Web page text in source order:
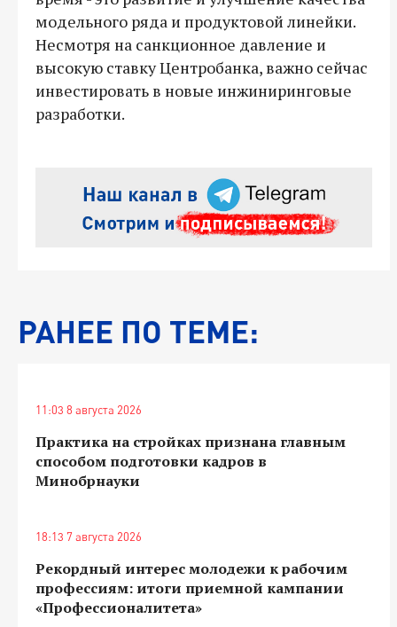
модельного ряда и продуктовой линейки.
Несмотря на санкционное давление и
высокую ставку Центробанка, важно сейчас
инвестировать в новые инжиниринговые
разработки.
РАНЕЕ ПО ТЕМЕ:
11:03 8 августа 2026
Практика на стройках признана главным
способом подготовки кадров в
Минобрнауки
18:13 7 августа 2026
Рекордный интерес молодежи к рабочим
профессиям: итоги приемной кампании
«Профессионалитета»